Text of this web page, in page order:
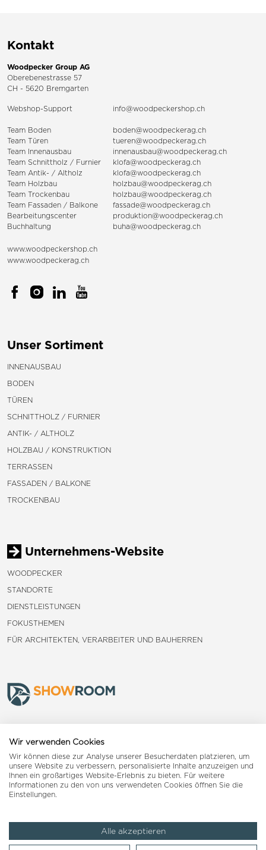
Kontakt
Woodpecker Group AG
Oberebenestrasse 57
CH - 5620 Bremgarten
Webshop-Support info@woodpeckershop.ch
Team Boden
boden@woodpeckerag.ch
Team Türen
tueren@woodpeckerag.ch
Team Innenausbau
innenausbau@woodpeckerag.ch
Team Schnittholz / Furnier
klofa@woodpeckerag.ch
Team Antik- / Altholz
klofa@woodpeckerag.ch
Team Holzbau
holzbau@woodpeckerag.ch
Team Trockenbau
holzbau@woodpeckerag.ch
Team Fassaden / Balkone
fassade@woodpeckerag.ch
Bearbeitungscenter
produktion@woodpeckerag.ch
Buchhaltung
buha@woodpeckerag.ch
www.woodpeckershop.ch
www.woodpeckerag.ch
Unser Sortiment
INNENAUSBAU
BODEN
TÜREN
SCHNITTHOLZ / FURNIER
ANTIK- / ALTHOLZ
HOLZBAU / KONSTRUKTION
TERRASSEN
FASSADEN / BALKONE
TROCKENBAU
Unternehmens-Website
WOODPECKER
STANDORTE
DIENSTLEISTUNGEN
FOKUSTHEMEN
FÜR ARCHITEKTEN, VERARBEITER UND BAUHERREN
Landquart
Reiden
Impressum AGB Datenschutzerklärung
Wir verwenden Cookies
Wir können diese zur Analyse unserer Besucherdaten platzieren, um
unsere Website zu verbessern, personalisierte Inhalte anzuzeigen und
Ihnen ein großartiges Website-Erlebnis zu bieten. Für weitere
Informationen zu den von uns verwendeten Cookies öffnen Sie die
Einstellungen.
Alle akzeptieren